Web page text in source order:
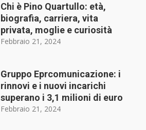
Chi è Pino Quartullo: età,
biografia, carriera, vita
privata, moglie e curiosità
Febbraio 21, 2024
Gruppo Eprcomunicazione: i
rinnovi e i nuovi incarichi
superano i 3,1 milioni di euro
Febbraio 21, 2024